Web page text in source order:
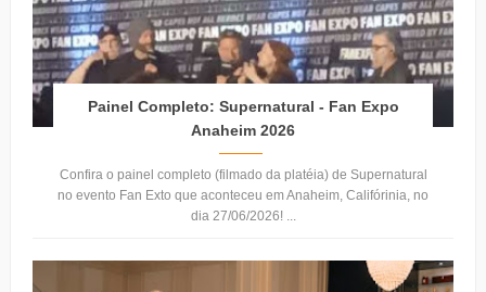
Painel Completo: Supernatural - Fan Expo
Anaheim 2026
Confira o painel completo (filmado da platéia) de Supernatural
no evento Fan Exto que aconteceu em Anaheim, Califórinia, no
dia 27/06/2026! ...